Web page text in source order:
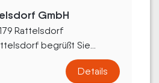
GmbH
Rattelsdorf
begrüßt Sie...
Details